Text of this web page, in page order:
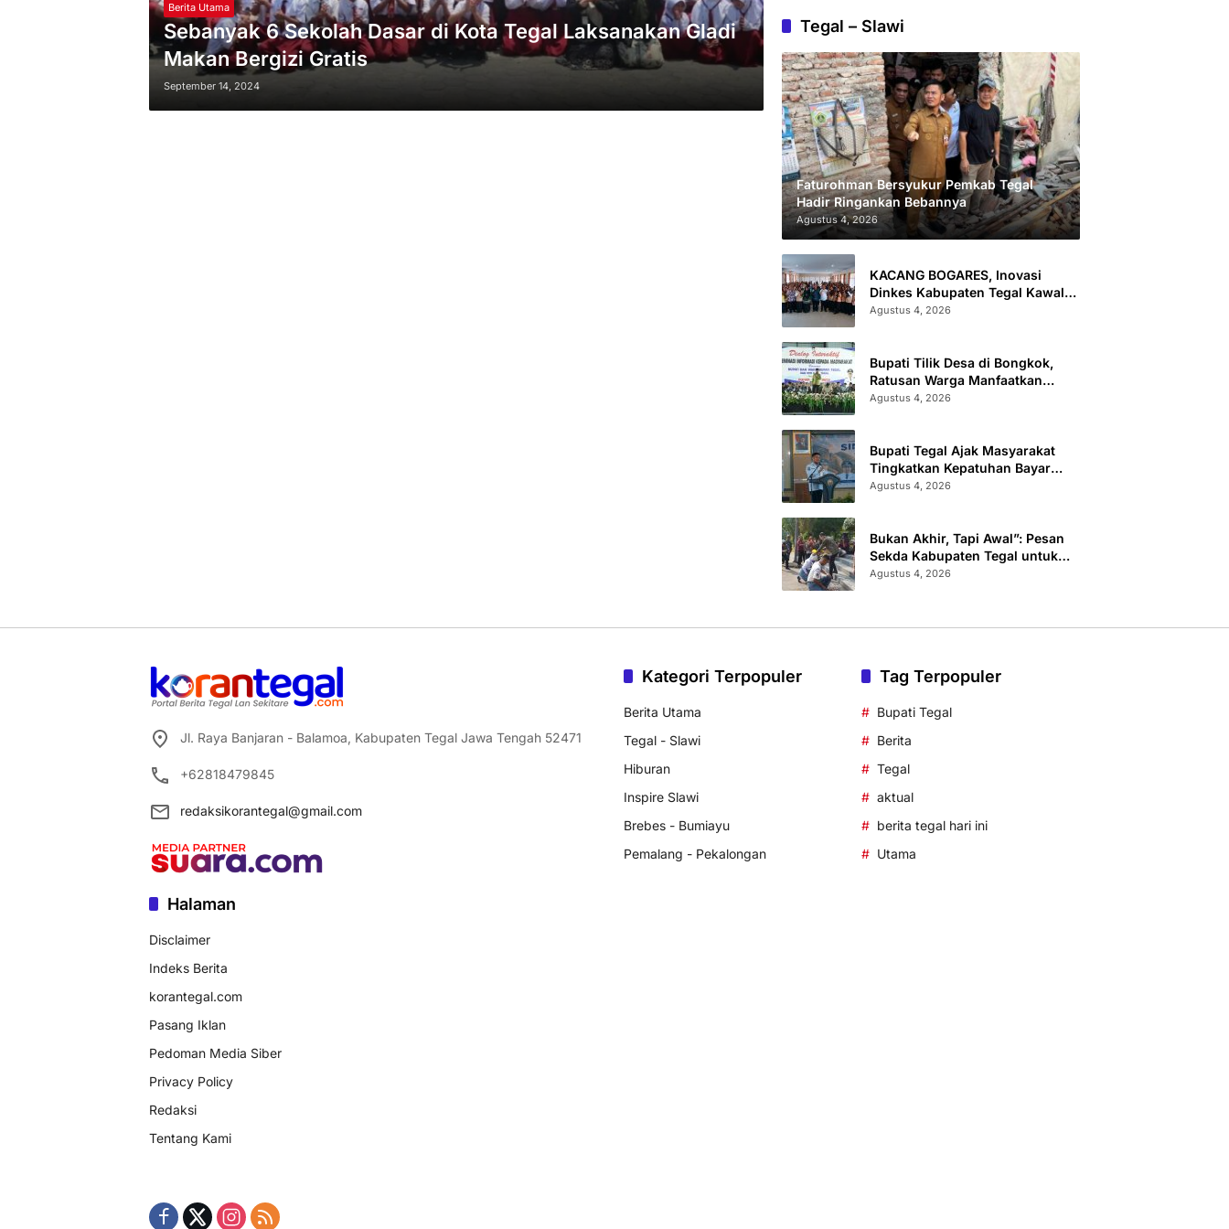
Berita Utama
Sebanyak 6 Sekolah Dasar di Kota Tegal Laksanakan Gladi
Makan Bergizi Gratis
September 14, 2024
Tegal – Slawi
Faturohman Bersyukur Pemkab Tegal
Hadir Ringankan Bebannya
Agustus 4, 2026
KACANG BOGARES, Inovasi
Dinkes Kabupaten Tegal Kawal
Kesehatan Remaja Putri Cegah
Agustus 4, 2026
Bupati Tilik Desa di Bongkok,
Ratusan Warga Manfaatkan
Layanan Kesehatan dan
Agustus 4, 2026
Bupati Tegal Ajak Masyarakat
Tingkatkan Kepatuhan Bayar
Pajak Kendaraan lewat “TULUS
Agustus 4, 2026
Bukan Akhir, Tapi Awal”: Pesan
Sekda Kabupaten Tegal untuk
Calon Paskibraka 2026
Agustus 4, 2026
Jl. Raya Banjaran - Balamoa, Kabupaten Tegal Jawa Tengah 52471
+62818479845
redaksikorantegal@gmail.com
Halaman
Disclaimer
Indeks Berita
korantegal.com
Pasang Iklan
Pedoman Media Siber
Privacy Policy
Redaksi
Tentang Kami
Kategori Terpopuler
Berita Utama
Tegal - Slawi
Hiburan
Inspire Slawi
Brebes - Bumiayu
Pemalang - Pekalongan
Tag Terpopuler
Bupati Tegal
Berita
Tegal
aktual
berita tegal hari ini
Utama